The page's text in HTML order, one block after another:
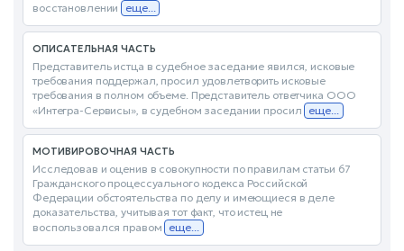
восстановлении еще...
ОПИСАТЕЛЬНАЯ ЧАСТЬ
Представитель истца в судебное заседание явился, исковые
требования поддержал, просил удовлетворить исковые
требования в полном объеме. Представитель ответчика ООО
«Интегра-Сервисы», в судебном заседании просил еще...
МОТИВИРОВОЧНАЯ ЧАСТЬ
Исследовав и оценив в совокупности по правилам статьи 67
Гражданского процессуального кодекса Российской
Федерации обстоятельства по делу и имеющиеся в деле
доказательства, учитывая тот факт, что истец не
воспользовался правом еще...